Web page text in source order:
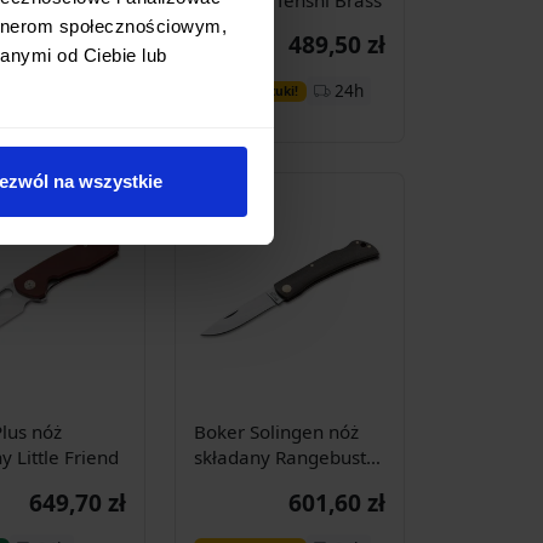
społecznościowym,
od Ciebie lub
na wszystkie
556,00 zł 489,50 zł
Ostatnie sztuki! 24h
Dodaj do
koszyka
nóż
Little Friend
649,70 zł
Dodaj do
Boker Solingen nóż
składany Rangebuster
601,60 zł
Dodaj do